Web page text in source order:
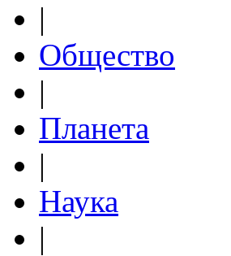
|
Общество
|
Планета
|
Наука
|